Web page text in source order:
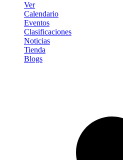
Ver
Calendario
Eventos
Clasificaciones
Noticias
Tienda
Blogs